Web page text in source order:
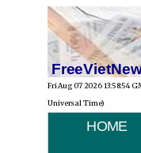
Fri Aug 07 2026 13:58:54
Universal Time)
HOME